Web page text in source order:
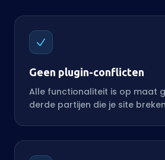
Geen plugin-conflicten
Alle functionaliteit is op maat
derde partijen die je site